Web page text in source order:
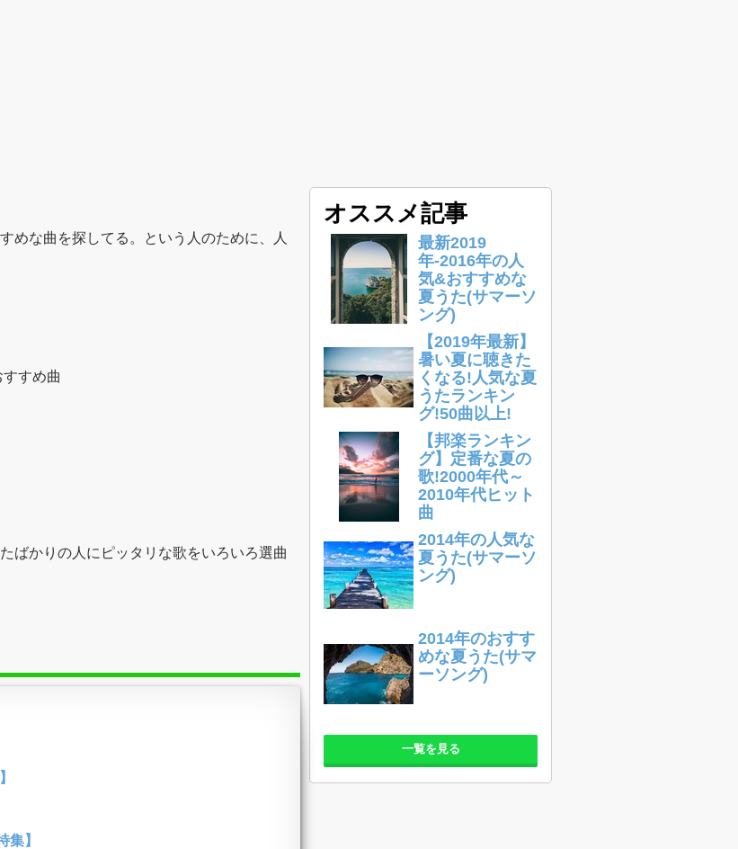
めな曲を探してる。という人のために、人
すめ曲
ばかりの人にピッタリな歌をいろいろ選曲
】
オススメ記事
最新2019
年-2016年の人
気&おすすめな
夏うた(サマーソ
ング)
【2019年最新】
暑い夏に聴きた
くなる!人気な夏
うたランキン
グ!50曲以上!
【邦楽ランキン
グ】定番な夏の
歌!2000年代～
2010年代ヒット
曲
2014年の人気な
夏うた(サマーソ
ング)
2014年のおすす
めな夏うた(サマ
ーソング)
一覧を見る